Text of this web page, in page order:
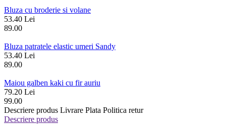
Bluza cu broderie si volane
53.40 Lei
89.00
Bluza patratele elastic umeri Sandy
53.40 Lei
89.00
Maiou galben kaki cu fir auriu
79.20 Lei
99.00
Descriere produs Livrare Plata Politica retur
Descriere produs